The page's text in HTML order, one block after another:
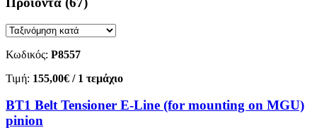
Κωδικός: P8557
Τιμή: 155,00€ / 1 τεμάχιο
BT1 Belt Tensioner E-Line (for mounting on MGU)
pinion